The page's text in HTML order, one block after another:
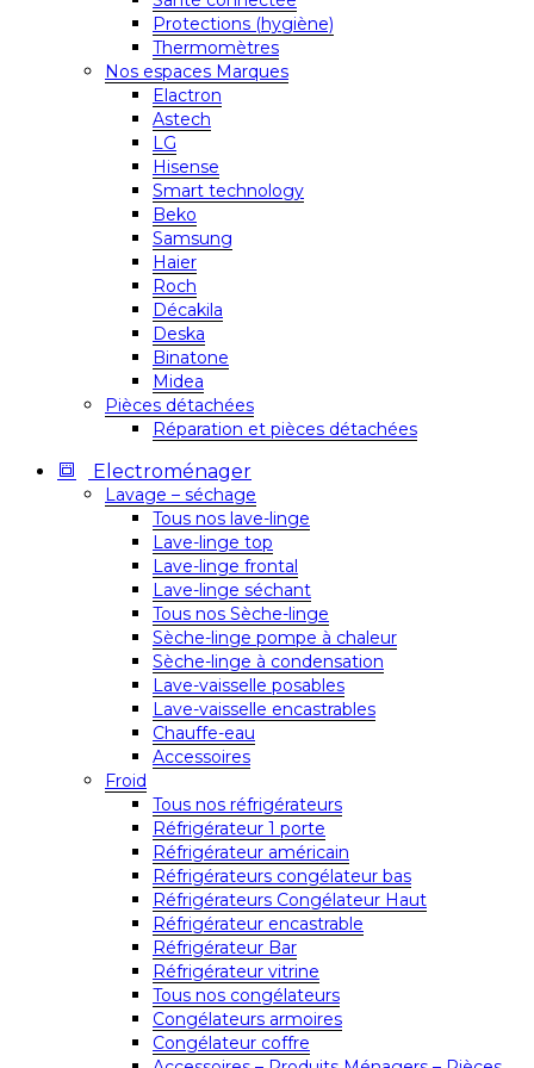
Protections (hygiène)
Thermomètres
Nos espaces Marques
Elactron
Astech
LG
Hisense
Smart technology
Beko
Samsung
Haier
Roch
Décakila
Deska
Binatone
Midea
Pièces détachées
Réparation et pièces détachées
Electroménager
Lavage – séchage
Tous nos lave-linge
Lave-linge top
Lave-linge frontal
Lave-linge séchant
Tous nos Sèche-linge
Sèche-linge pompe à chaleur
Sèche-linge à condensation
Lave-vaisselle posables
Lave-vaisselle encastrables
Chauffe-eau
Accessoires
Froid
Tous nos réfrigérateurs
Réfrigérateur 1 porte
Réfrigérateur américain
Réfrigérateurs congélateur bas
Réfrigérateurs Congélateur Haut
Réfrigérateur encastrable
Réfrigérateur Bar
Réfrigérateur vitrine
Tous nos congélateurs
Congélateurs armoires
Congélateur coffre